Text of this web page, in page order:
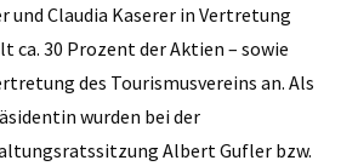
und Claudia Kaserer in Vertretung
ca. 30 Prozent der Aktien – sowie
des Tourismusvereins an. Als
wurden bei der
Albert Gufler bzw.